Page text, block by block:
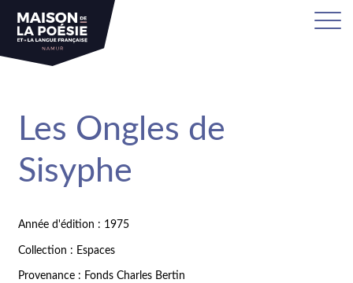
Les Ongles de
Sisyphe
Année d'édition : 1975
Collection : Espaces
Provenance : Fonds Charles Bertin